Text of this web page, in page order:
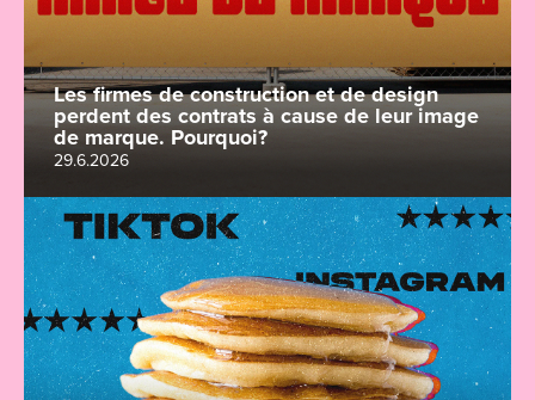
Les firmes de construction et de design
perdent des contrats à cause de leur image
de marque. Pourquoi?
29.6.2026